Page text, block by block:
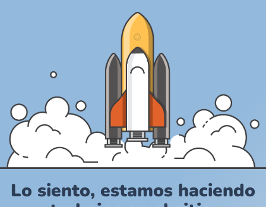
Lo siento, estamos haciendo